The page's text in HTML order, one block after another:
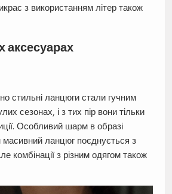
з використанням літер також
аксесуарах
стильні ланцюги стали гучним
сезонах, і з тих пір вони тільки
Особливий шарм в образі
ланцюг поєднується з
комбінації з різним одягом також